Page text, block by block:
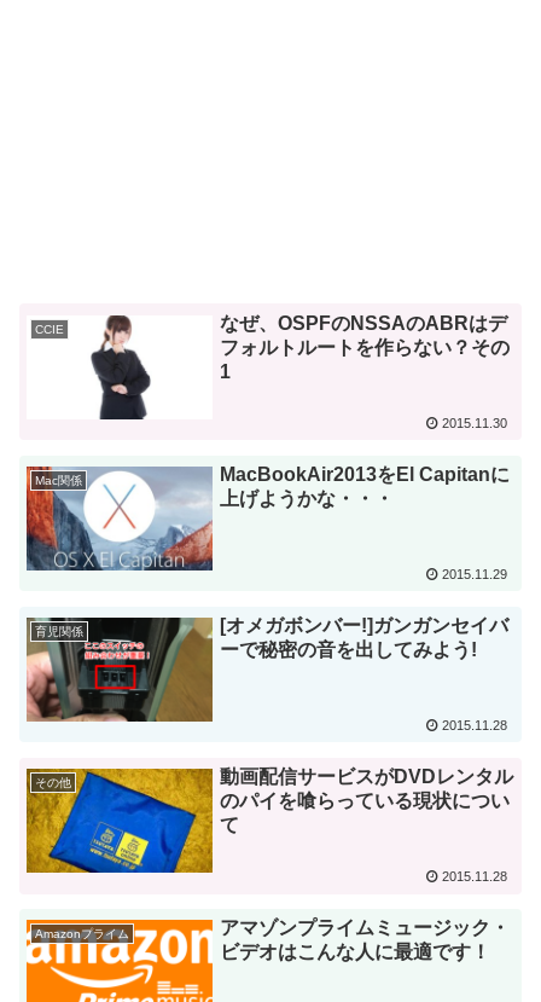
CCIE
なぜ、OSPFのNSSAのABRはデ
フォルトルートを作らない？その
1
2015.11.30
Mac関係
MacBookAir2013をEl Capitanに
上げようかな・・・
2015.11.29
育児関係
[オメガボンバー!]ガンガンセイバ
ーで秘密の音を出してみよう!
2015.11.28
その他
動画配信サービスがDVDレンタル
のパイを喰らっている現状につい
て
2015.11.28
Amazonプライム
アマゾンプライムミュージック・
ビデオはこんな人に最適です！